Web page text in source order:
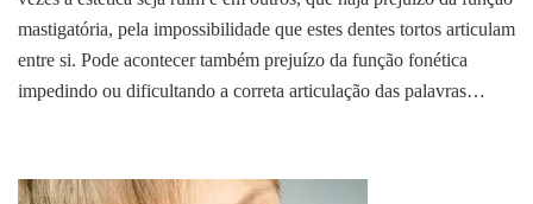
mastigatória, pela impossibilidade que estes dentes tortos articulam
entre si. Pode acontecer também prejuízo da função fonética
impedindo ou dificultando a correta articulação das palavras…